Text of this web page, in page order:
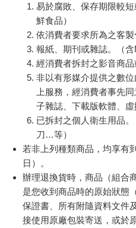
易於腐敗、保存期限較
鮮食品）
依消費者要求所為之客製
報紙、期刊或雜誌。（含
經消費者拆封之影音商品
非以有形媒介提供之數
上服務，經消費者事先
子雜誌、下載版軟體、
已拆封之個人衛生用品
刀…等）
若非上列種類商品，均享有
日）。
辦理退換貨時，商品（組合
是您收到商品時的原始狀態
保證書、所有附隨資料文件
接使用原廠包裝寄送，或於